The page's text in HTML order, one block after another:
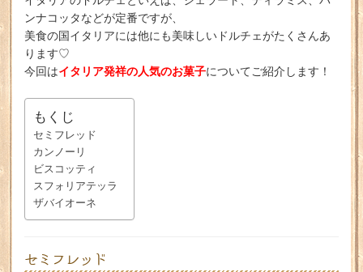
ンナコッタなどが定番ですが、
美食の国イタリアには他にも美味しいドルチェがたくさんあ
ります♡
今回はイタリア発祥の人気のお菓子についてご紹介します！
もくじ
セミフレッド
カンノーリ
ビスコッティ
スフォリアテッラ
ザバイオーネ
セミフレッド